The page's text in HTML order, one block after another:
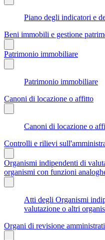
Piano degli indicatori e
Beni immobili e gestione
Patrimonio immobiliare
Patrimonio immobiliare
Canoni di locazione o affitto
Canoni di locazione o
Controlli e rilievi
Organismi indipendenti di
organismi con funzioni
Atti degli Organismi
valutazione o altri
Organi di revisione